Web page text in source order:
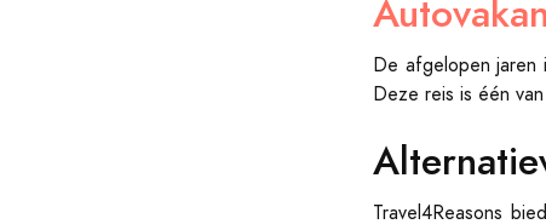
De afgelopen jaren
Deze reis is één
Travel4Reasons